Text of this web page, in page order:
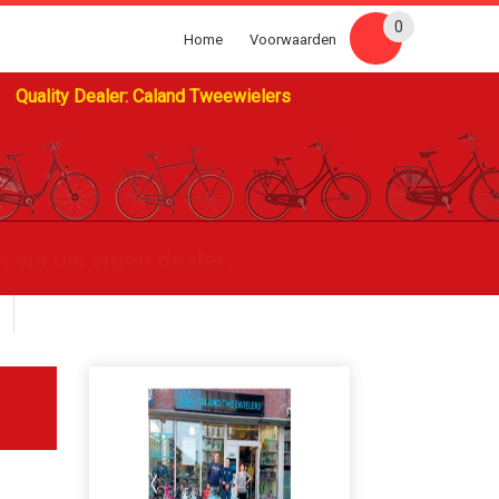
Quality Dealer: Caland Tweewielers
Home Voorwaarden
0